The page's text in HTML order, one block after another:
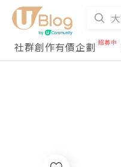
社群創作有價企劃